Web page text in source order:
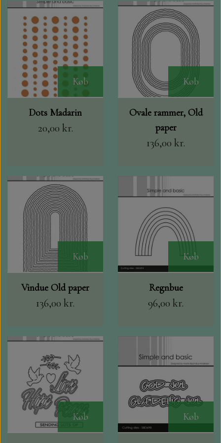
LEANE
MINIATURE HUSE TIL KORT
BYLENE
DANDIES OG MADE WITH LOVE
DANDIES
SIGNATURE COLLECTION
GLITTER KARTON A4, PAPER
FAVOURITES OG FLORENCE 250 GR.
BLANKT KARTON A4. PAPER
FAVOURITES
VELOUR KARTON
KARTON 30X30 216 GR.
STEMPEL SVÆRTE CARD DECO, M.FLERE
STEMPLER
KLIPPE ARK MED MOTIVER MM.
TOPPERS OG 3D TOPPERS
VÆRKTØJ, SAKSE MV.
DECOUPAGE PAPIR
JULE KALENDER.
DIV. MALING
GAVEKORT
KORT /KUVERTER I SAMPAK.
MARIANNE DESIGN
BÅND OG SNOR
BAGGRUNDS HÆFTER, JUNK JOURNAL,
DIECUTS OG FÆRDIG PAKKER.
Køb
Dots Madarin
20,00 kr.
Køb
Ovale rammer, Old
paper
136,00 kr.
Køb
Vindue Old paper
136,00 kr.
Køb
Regnbue
96,00 kr.
Køb Køb